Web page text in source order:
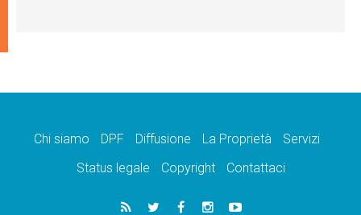
Chi siamo DPF Diffusione La Proprietà
Servizi
Status legale
Copyright Contattaci